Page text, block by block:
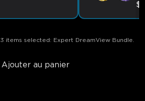
3 items selected: Expert DreamView Bundle.
Ajouter au panier